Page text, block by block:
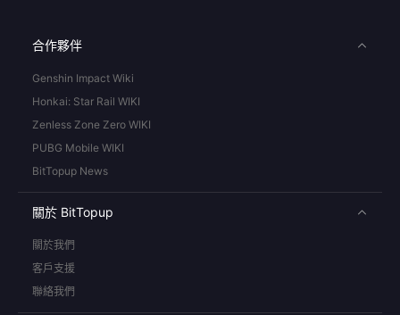
合作夥伴
Genshin Impact Wiki
Honkai: Star Rail WIKI
Zenless Zone Zero WIKI
PUBG Mobile WIKI
BitTopup News
關於 BitTopup
關於我們
客戶支援
聯絡我們